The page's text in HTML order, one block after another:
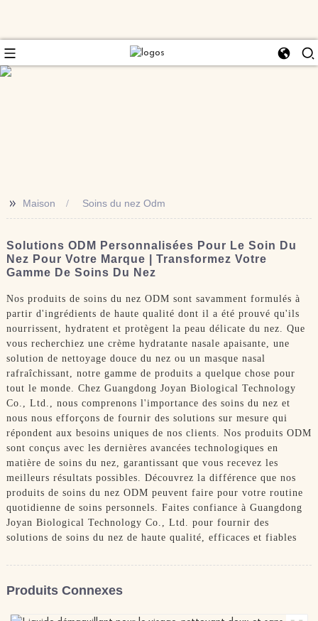
>> Maison Soins du nez Odm
Solutions ODM Personnalisées Pour Le Soin Du
Nez Pour Votre Marque | Transformez Votre
Gamme De Soins Du Nez
Nos produits de soins du nez ODM sont savamment formulés à
partir d'ingrédients de haute qualité dont il a été prouvé qu'ils
nourrissent, hydratent et protègent la peau délicate du nez. Que
vous recherchiez une crème hydratante nasale apaisante, une
solution de nettoyage douce du nez ou un masque nasal
rafraîchissant, notre gamme de produits a quelque chose pour
tout le monde. Chez Guangdong Joyan Biological Technology
Co., Ltd., nous comprenons l'importance des soins du nez et
nous nous efforçons de fournir des solutions sur mesure qui
répondent aux besoins uniques de nos clients. Nos produits ODM
sont conçus avec les dernières avancées technologiques en
matière de soins du nez, garantissant que vous recevez les
meilleurs résultats possibles. Découvrez la différence que nos
produits de soins du nez ODM peuvent faire pour votre routine
quotidienne de soins personnels. Faites confiance à Guangdong
Joyan Biological Technology Co., Ltd. pour fournir des
solutions de soins du nez de haute qualité, efficaces et fiables
Produits Connexes